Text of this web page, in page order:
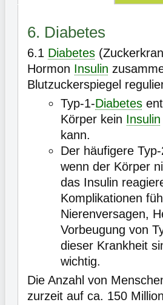
6. Diabetes
6.1 Diabetes
Hormon Insulin
Blutzuckerspiegel
Typ-1-Diabetes
Körper kein Insulin
kann.
Der häufigere
wenn der Körper
das Insulin
Komplikationen
Nierenversagen,
Vorbeugung von
dieser Krankheit
wichtig.
Die Anzahl von
zurzeit auf ca. 150